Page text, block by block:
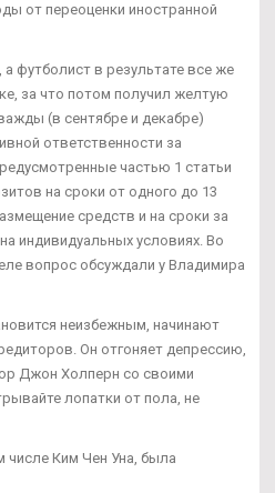
от переоценки иностранной
футболист в результате все же
за что потом получил желтую
(в сентябре и декабре)
ответственности за
частью 1 статьи
на сроки от одного до 13
средств и на сроки за
индивидуальных условиях. Во
вопрос обсуждали у Владимира
неизбежным, начинают
Он отгоняет депрессию,
Джон Холперн со своими
лопатки от пола, не
числе Ким Чен Уна, была